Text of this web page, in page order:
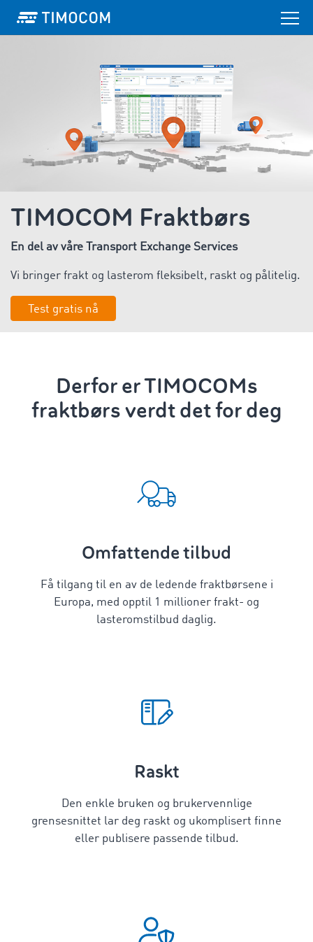
TIMOCOM Fraktbørs
En del av våre Transport Exchange Services
Vi bringer frakt og lasterom fleksibelt, raskt og pålitelig.
Test gratis nå
Derfor er TIMOCOMs
fraktbørs verdt det for deg
Omfattende tilbud
Få tilgang til en av de ledende fraktbørsene i
Europa, med opptil 1 millioner frakt- og
lasteromstilbud daglig.
Raskt
Den enkle bruken og brukervennlige
grensesnittet lar deg raskt og ukomplisert finne
eller publisere passende tilbud.